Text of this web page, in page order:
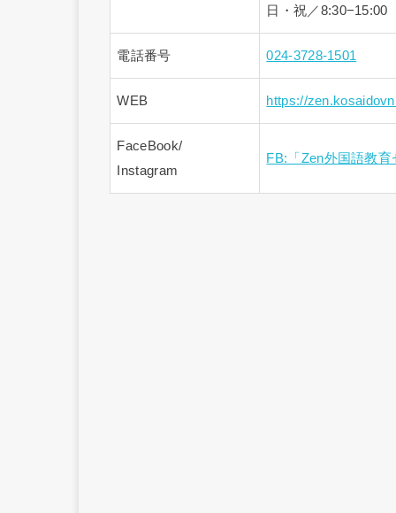
日・祝／8:30−15:00
電話番号 024-3728-1501
WEB https://
FaceBook/
Instagram
FB:「Zen外国語教